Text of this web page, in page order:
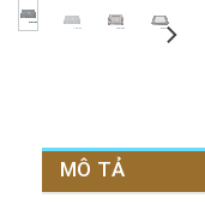
MÔ TẢ